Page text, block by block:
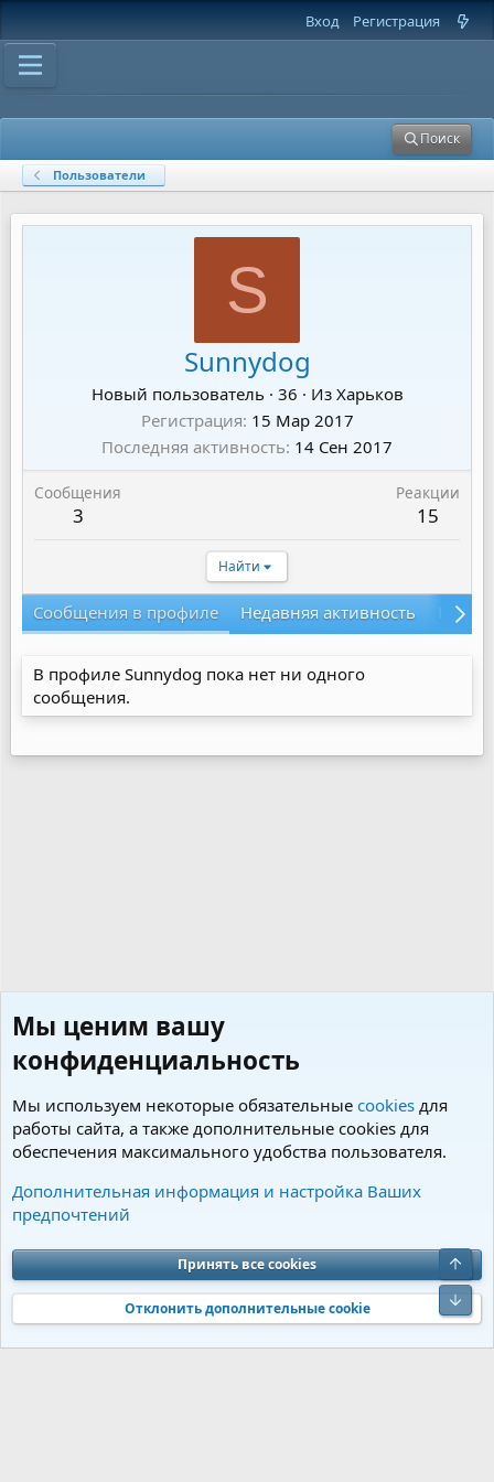
Вход Регистрация
Поиск
Пользователи
S
Sunnydog
Новый пользователь · 36 · Из Харьков
Регистрация 15 Мар 2017
Последняя активность 14 Сен 2017
Сообщения
3
Реакции
15
Найти
Сообщения в профиле Недавняя активность
В профиле Sunnydog пока нет ни одного
сообщения.
Пользователи
Cookies Charm by DCom
Обратная связь
Условия и правила
Политика конфиденциальности
Помощь
S
S
Community platform by XenForo® © 2010-2026 XenForo Ltd. Перевод от
Jumuro®|Media embeds via s9e/MediaSites
Мы ценим вашу
конфиденциальность
Мы используем некоторые обязательные cookies для
работы сайта, а также дополнительные cookies для
обеспечения максимального удобства пользователя.
Дополнительная информация и настройка Ваших
предпочтений
Принять все cookies
Отклонить дополнительные cookie
Верх
Низ